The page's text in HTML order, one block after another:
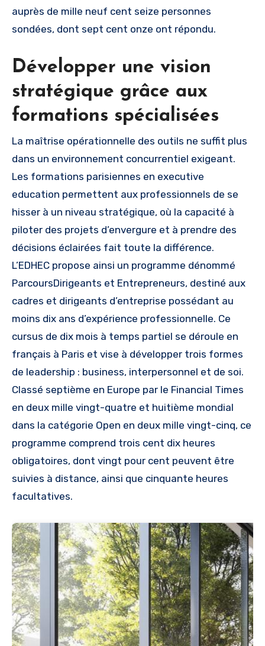
auprès de mille neuf cent seize personnes
sondées, dont sept cent onze ont répondu.
Développer une vision
stratégique grâce aux
formations spécialisées
La maîtrise opérationnelle des outils ne suffit plus
dans un environnement concurrentiel exigeant.
Les formations parisiennes en executive
education permettent aux professionnels de se
hisser à un niveau stratégique, où la capacité à
piloter des projets d’envergure et à prendre des
décisions éclairées fait toute la différence.
L’EDHEC propose ainsi un programme dénommé
ParcoursDirigeants et Entrepreneurs, destiné aux
cadres et dirigeants d’entreprise possédant au
moins dix ans d’expérience professionnelle. Ce
cursus de dix mois à temps partiel se déroule en
français à Paris et vise à développer trois formes
de leadership : business, interpersonnel et de soi.
Classé septième en Europe par le Financial Times
en deux mille vingt-quatre et huitième mondial
dans la catégorie Open en deux mille vingt-cinq, ce
programme comprend trois cent dix heures
obligatoires, dont vingt pour cent peuvent être
suivies à distance, ainsi que cinquante heures
facultatives.